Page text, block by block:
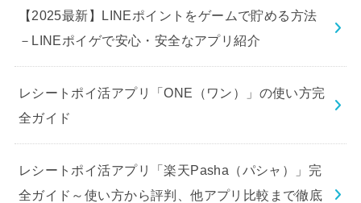
【2025最新】LINEポイントをゲームで貯める方法
－LINEポイゲで安心・安全なアプリ紹介
レシートポイ活アプリ「ONE（ワン）」の使い方完
全ガイド
レシートポイ活アプリ「楽天Pasha（パシャ）」完
全ガイド～使い方から評判、他アプリ比較まで徹底